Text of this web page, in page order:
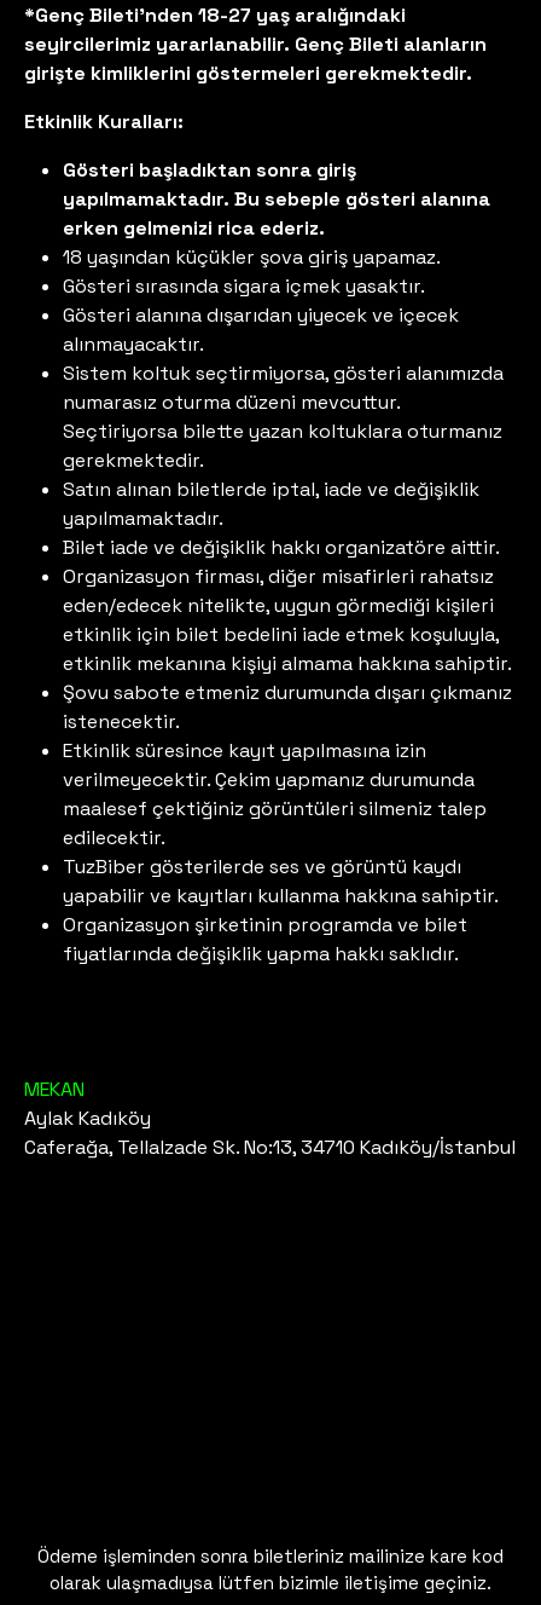
*Genç Bileti'nden 18-27 yaş aralığındaki
seyircilerimiz yararlanabilir. Genç Bileti alanların
girişte kimliklerini göstermeleri gerekmektedir.
Etkinlik Kuralları:
Gösteri başladıktan sonra giriş
yapılmamaktadır. Bu sebeple gösteri alanına
erken gelmenizi rica ederiz.
18 yaşından küçükler şova giriş yapamaz.
Gösteri sırasında sigara içmek yasaktır.
Gösteri alanına dışarıdan yiyecek ve içecek
alınmayacaktır.
Sistem koltuk seçtirmiyorsa, gösteri alanımızda
numarasız oturma düzeni mevcuttur.
Seçtiriyorsa bilette yazan koltuklara oturmanız
gerekmektedir.
Satın alınan biletlerde iptal, iade ve değişiklik
yapılmamaktadır.
Bilet iade ve değişiklik hakkı organizatöre aittir.
Organizasyon firması, diğer misafirleri rahatsız
eden/edecek nitelikte, uygun görmediği kişileri
etkinlik için bilet bedelini iade etmek koşuluyla,
etkinlik mekanına kişiyi almama hakkına sahiptir.
Şovu sabote etmeniz durumunda dışarı çıkmanız
istenecektir.
Etkinlik süresince kayıt yapılmasına izin
verilmeyecektir. Çekim yapmanız durumunda
maalesef çektiğiniz görüntüleri silmeniz talep
edilecektir.
TuzBiber gösterilerde ses ve görüntü kaydı
yapabilir ve kayıtları kullanma hakkına sahiptir.
Organizasyon şirketinin programda ve bilet
fiyatlarında değişiklik yapma hakkı saklıdır.
MEKAN
Aylak Kadıköy
Caferağa, Tellalzade Sk. No:13, 34710 Kadıköy/İstanbul
Ödeme işleminden sonra biletleriniz mailinize kare kod
olarak ulaşmadıysa lütfen bizimle iletişime geçiniz.